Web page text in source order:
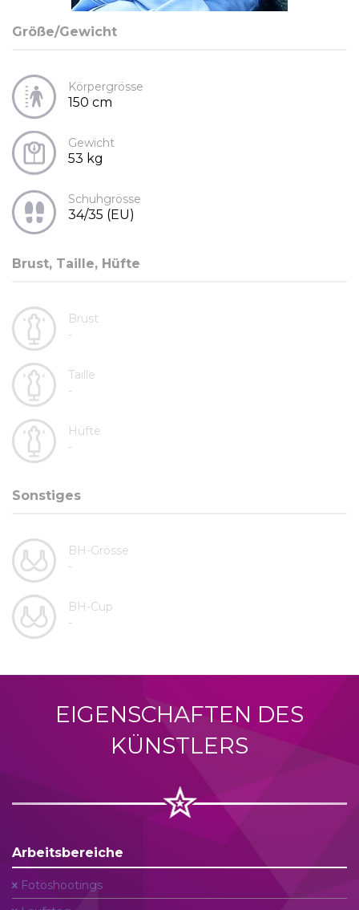
Größe/Gewicht
Körpergrösse
150 cm
Gewicht
53 kg
Schuhgrösse
34/35 (EU)
Brust, Taille, Hüfte
Brust
-
Taille
-
Hüfte
-
Sonstiges
BH-Grösse
-
BH-Cup
-
EIGENSCHAFTEN DES
KÜNSTLERS
Arbeitsbereiche
Fotoshootings